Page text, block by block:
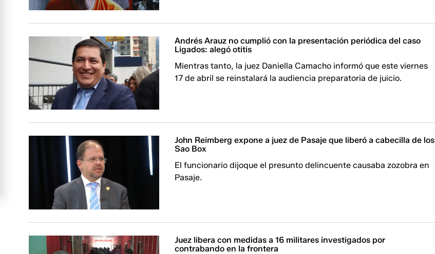
Andrés Arauz no cumplió con la presentación periódica del caso
Ligados: alegó otitis
Mientras tanto, la juez Daniella Camacho informó que este viernes
17 de abril se reinstalará la audiencia preparatoria de juicio.
John Reimberg expone a juez de Pasaje que liberó a cabecilla de los
Sao Box
El funcionario dijoque el presunto delincuente causaba zozobra en
Pasaje.
Juez libera con medidas a 16 militares investigados por
contrabando en la frontera